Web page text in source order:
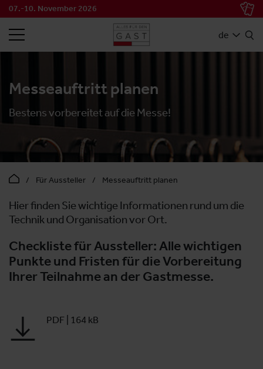
07.-10. November 2026
de
SUCHEN
Messeauftritt planen
Bestens vorbereitet auf die Messe!
Für Aussteller Messeauftritt planen
Hier finden Sie wichtige Informationen rund um die
Technik und Organisation vor Ort.
Checkliste für Aussteller: Alle wichtigen
Punkte und Fristen für die Vorbereitung
Ihrer Teilnahme an der Gastmesse.
PDF 164 kB